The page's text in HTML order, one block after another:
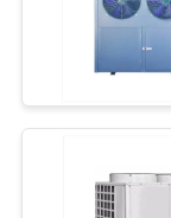
BIR